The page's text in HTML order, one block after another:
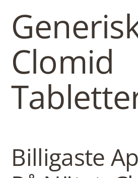
b
o
w
Clomid
Billigaste